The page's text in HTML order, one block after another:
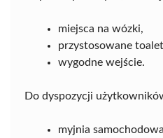
miejsca na wózki,
przystosowane
wygodne wejście.
Do dyspozycji
myjnia